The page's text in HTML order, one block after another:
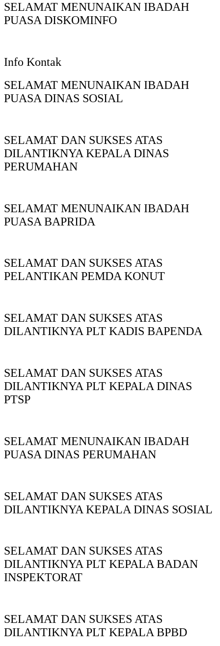
SELAMAT MENUNAIKAN IBADAH
PUASA DISKOMINFO
Info Kontak
SELAMAT MENUNAIKAN IBADAH
PUASA DINAS SOSIAL
SELAMAT DAN SUKSES ATAS
DILANTIKNYA KEPALA DINAS
PERUMAHAN
SELAMAT MENUNAIKAN IBADAH
PUASA BAPRIDA
SELAMAT DAN SUKSES ATAS
PELANTIKAN PEMDA KONUT
SELAMAT DAN SUKSES ATAS
DILANTIKNYA PLT KADIS BAPENDA
SELAMAT DAN SUKSES ATAS
DILANTIKNYA PLT KEPALA DINAS
PTSP
SELAMAT MENUNAIKAN IBADAH
PUASA DINAS PERUMAHAN
SELAMAT DAN SUKSES ATAS
DILANTIKNYA KEPALA DINAS SOSIAL
SELAMAT DAN SUKSES ATAS
DILANTIKNYA PLT KEPALA BADAN
INSPEKTORAT
SELAMAT DAN SUKSES ATAS
DILANTIKNYA PLT KEPALA BPBD